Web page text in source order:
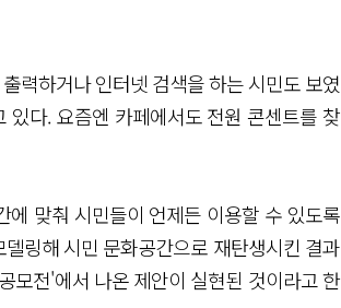
력하거나 인터넷 검색을 하는 시민도 보였
있다. 요즘엔 카페에서도 전원 콘센트를 찾
에 맞춰 시민들이 언제든 이용할 수 있도록
링해 시민 문화공간으로 재탄생시킨 결과
모전'에서 나온 제안이 실현된 것이라고 한